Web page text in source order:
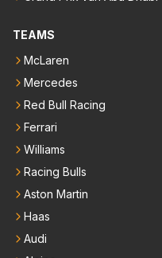
TEAMS
McLaren
Mercedes
Red Bull Racing
Ferrari
Williams
Racing Bulls
Aston Martin
Haas
Audi